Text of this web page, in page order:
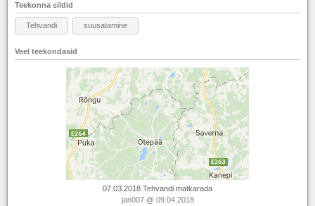
Teekonna sildid
Tehvandi suusatamine
Veel teekondasid
07.03.2018 Tehvandi matkarada
jan007@ 09.04.2018